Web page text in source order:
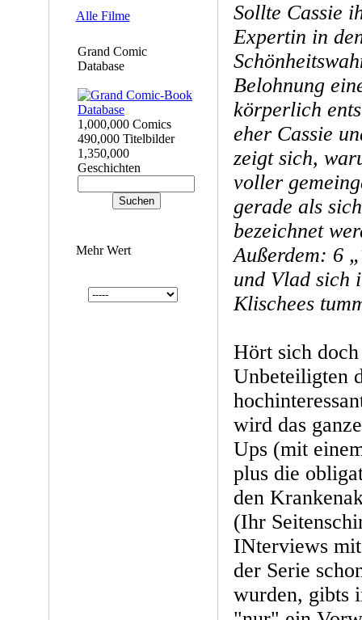
Alle Filme
Grand Comic
Database
1,000,000 Comics
490,000 Titelbilder
1,350,000
Geschichten
Mehr Wert
Sollte Cassie
Expertin in
Belohnung
körperlich
eher Cassie
zeigt sich,
voller
gerade als
bezeichnet
Außerdem: 6
und Vlad sich
Klischees
Hört sich
Unbeteiligten
wird das
Ups (mit
plus die
den
(Ihr
INterviews
der Serie
wurden, gibts